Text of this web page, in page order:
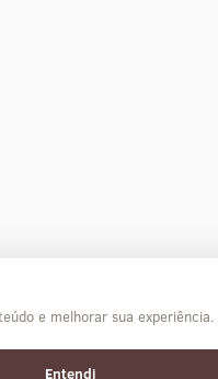
e melhorar sua
Entendi